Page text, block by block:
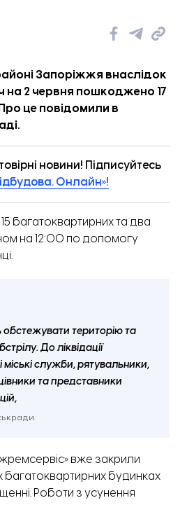
Запоріжжя внаслідок
на 2 червня пошкоджено 17
це повідомили в
новини! Підписуйтесь
Онлайн»!
багатоквартирних та два
на 12:00 по допомогу
територію та
До ліквідації
служби, рятувальники,
та представники
вже закрили
багатоквартирних будинках
Роботи з усунення